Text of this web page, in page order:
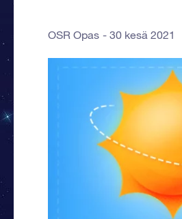
OSR Opas 30 kesä 2021